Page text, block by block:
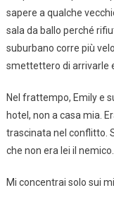
sapere a qualche
sala da ballo perché
suburbano corre più
smettettero di arrivarle
Nel frattempo, Emily e
hotel, non a casa mia.
trascinata nel conflitto.
che non era lei il
Mi concentrai solo sui